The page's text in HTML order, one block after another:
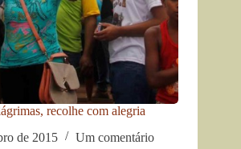
recolhe com alegria
de 2015
Um comentário